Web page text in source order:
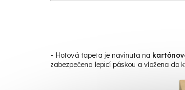
- Hotová tapeta je navinuta na
zabezpečena lepicí páskou a vložena do